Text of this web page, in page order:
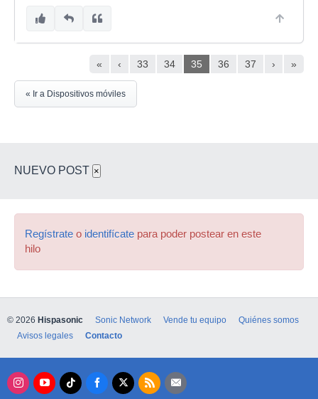
« ‹ 33 34 35 36 37 › »
« Ir a Dispositivos móviles
NUEVO POST ×
Regístrate o identifícate para poder postear en este
hilo
© 2026 Hispasonic Sonic Network Vende tu equipo
Quiénes somos
Avisos legales
Contacto